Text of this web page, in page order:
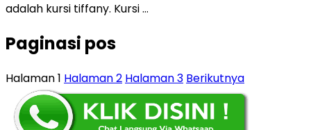
adalah kursi tiffany. Kursi …
Paginasi pos
Halaman1 Halaman2 Halaman3 Berikutnya